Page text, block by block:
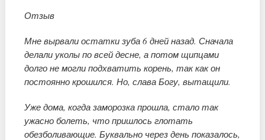
Отзыв
Мне вырвали остатки зуба 6 дней назад. Сначала
делали уколы по всей десне, а потом щипцами
долго не могли подхватить корень, так как он
постоянно крошился. Но, слава Богу, вытащили.
Уже дома, когда заморозка прошла, стало так
ужасно болеть, что пришлось глотать
обезболивающие. Буквально через день показалось,